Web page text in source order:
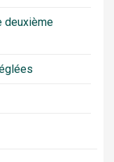
deuxième